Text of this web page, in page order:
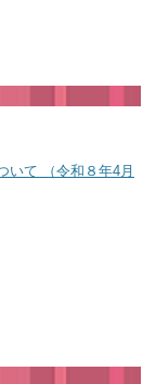
いて （令和８年4月